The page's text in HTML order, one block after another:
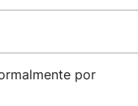
por